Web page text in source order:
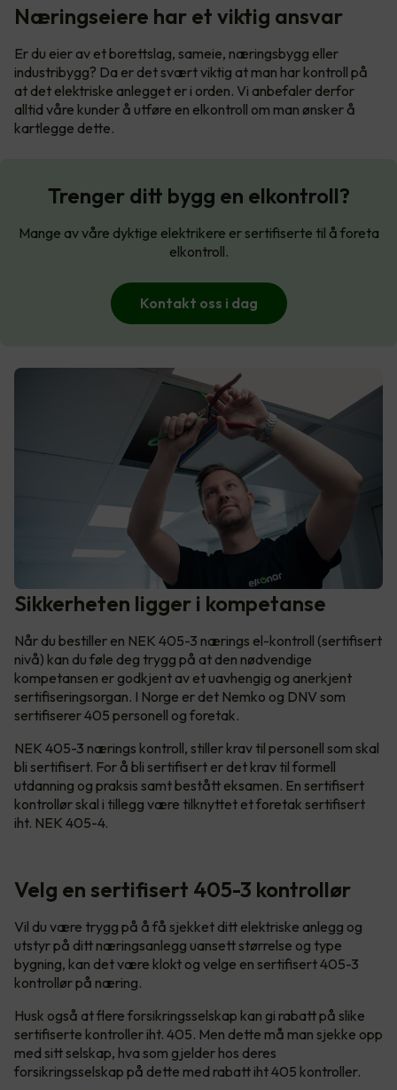
Næringseiere har et viktig ansvar
Er du eier av et borettslag, sameie, næringsbygg eller
industribygg? Da er det svært viktig at man har kontroll på
at det elektriske anlegget er i orden. Vi anbefaler derfor
alltid våre kunder å utføre en elkontroll om man ønsker å
kartlegge dette.
Trenger ditt bygg en elkontroll?
Mange av våre dyktige elektrikere er sertifiserte til å foreta
elkontroll.
Kontakt oss i dag
Sikkerheten ligger i kompetanse
Når du bestiller en NEK 405-3 nærings el-kontroll (sertifisert
nivå) kan du føle deg trygg på at den nødvendige
kompetansen er godkjent av et uavhengig og anerkjent
sertifiseringsorgan. I Norge er det Nemko og DNV som
sertifiserer 405 personell og foretak.
NEK 405-3 nærings kontroll, stiller krav til personell som skal
bli sertifisert. For å bli sertifisert er det krav til formell
utdanning og praksis samt bestått eksamen. En sertifisert
kontrollør skal i tillegg være tilknyttet et foretak sertifisert
iht. NEK 405-4.
Velg en sertifisert 405-3 kontrollør
Vil du være trygg på å få sjekket ditt elektriske anlegg og
utstyr på ditt næringsanlegg uansett størrelse og type
bygning, kan det være klokt og velge en sertifisert 405-3
kontrollør på næring.
Husk også at flere forsikringsselskap kan gi rabatt på slike
sertifiserte kontroller iht. 405. Men dette må man sjekke opp
med sitt selskap, hva som gjelder hos deres
forsikringsselskap på dette med rabatt iht 405 kontroller.